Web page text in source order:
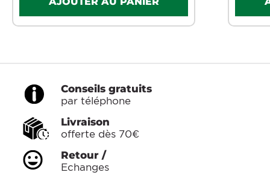
Conseils gratuits
par téléphone
Livraison
offerte dès 70€
Retour /
Echanges